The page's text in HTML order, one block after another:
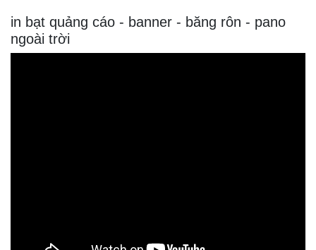
in bạt quảng cáo - banner - băng rôn - pano
ngoài trời